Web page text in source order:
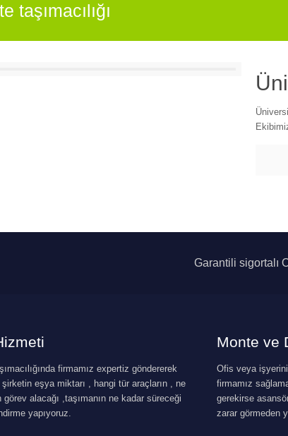
taşımacılığı
Garantili sigortalı
firmamız expertiz göndererek
eşya miktarı , hangi tür araçların , ne
görev alacağı ,taşımanın ne kadar süreceği
yapıyoruz.
Monte ve
Ofis veya
firmamız
gerekirse
zarar görmeden